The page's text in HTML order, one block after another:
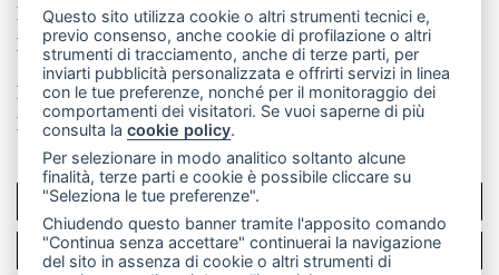
La redazione
CasateOnline LeccoOnline
RSS
Made by VIP
Privacy policy
Cookie policy
Rivedi le tue scelte sui cookie
SCRIVICI
PER LA TUA PUBBLICITÀ
Questo sito utilizza cookie o altri strumenti tecnici e,
previo consenso, anche cookie di profilazione o altri
strumenti di tracciamento, anche di terze parti, per
inviarti pubblicità personalizzata e offrirti servizi in linea
con le tue preferenze, nonché per il monitoraggio dei
comportamenti dei visitatori. Se vuoi saperne di più
consulta lacookie policy.
Per selezionare in modo analitico soltanto alcune
finalità, terze parti e cookie è possibile cliccare su
"Seleziona le tue preferenze".
Chiudendo questo banner tramite l'apposito comando
"Continua senza accettare" continuerai la navigazione
del sito in assenza di cookie o altri strumenti di